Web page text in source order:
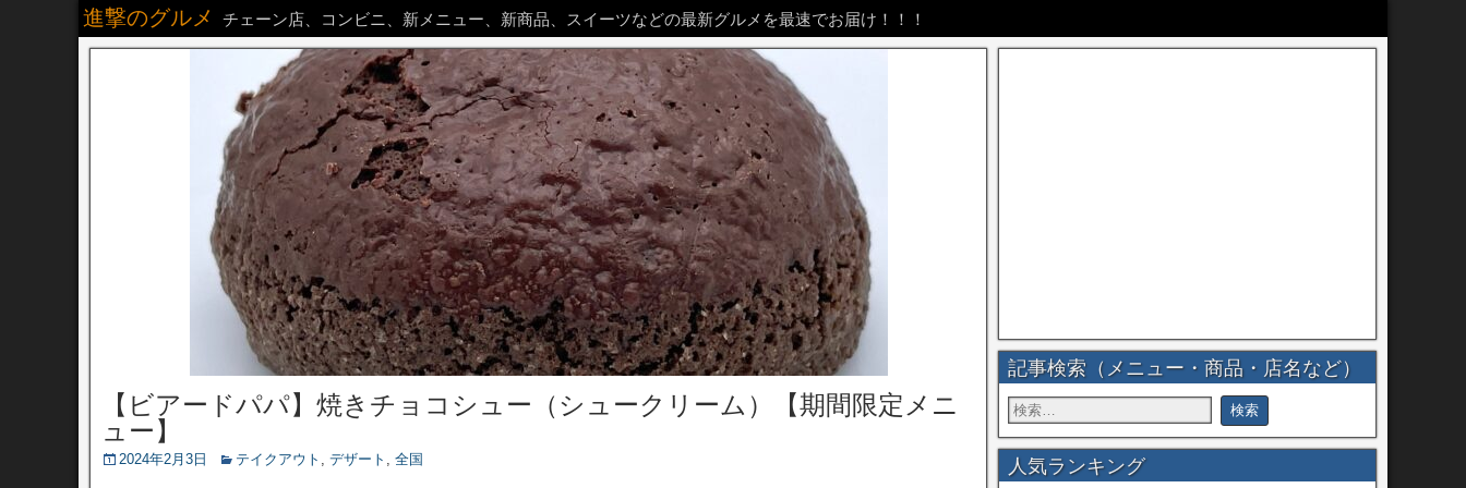
進撃のグルメ チェーン店、コンビニ、新メニュー、新商品、スイーツなどの最新グルメを最速でお届け！！！
【ビアードパパ】焼きチョコシュー（シュークリーム）【期間限定メニ
ュー】
2024年2月3日 テイクアウト , デザート , 全国
記事検索（メニュー・商品・店名など）
人気ランキング